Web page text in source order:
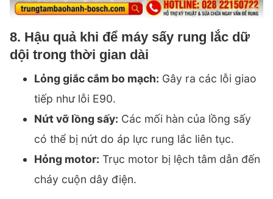
8. Hậu quả khi để máy sấy rung lắc dữ
dội trong thời gian dài
Lỏng giắc cắm bo mạch: Gây ra các lỗi giao
tiếp như lỗi E90.
Nứt vỡ lồng sấy: Các mối hàn của lồng sấy
có thể bị nứt do áp lực rung lắc liên tục.
Hỏng motor: Trục motor bị lệch tâm dẫn đến
cháy cuộn dây điện.